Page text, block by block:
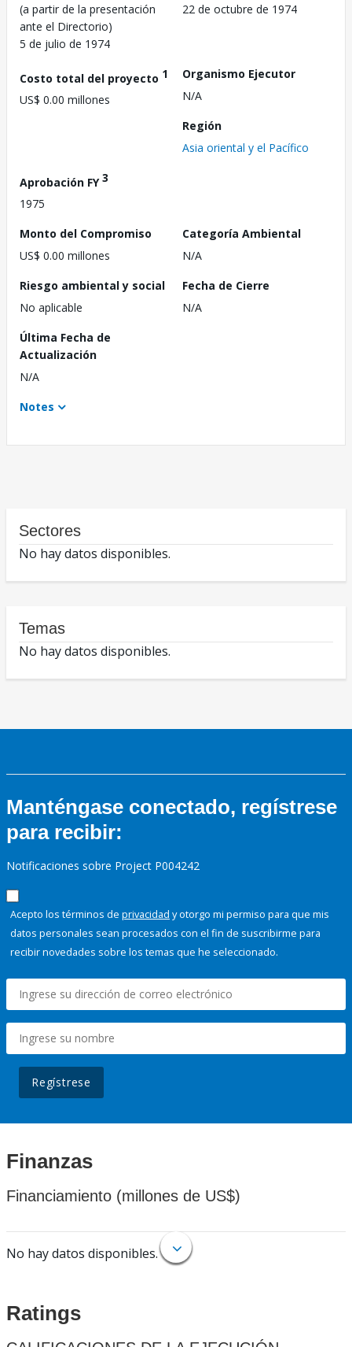
(a partir de la presentación
ante el Directorio)
5 de julio de 1974
22 de octubre de 1974
Costo total del proyecto 1
US$ 0.00 millones
Organismo Ejecutor
N/A
Región
Asia oriental y el Pacífico
Aprobación FY3
1975
Monto del Compromiso
US$ 0.00 millones
Categoría Ambiental
N/A
Riesgo ambiental y social
No aplicable
Fecha de Cierre
N/A
Última Fecha de
Actualización
N/A
Notes
Sectores
No hay datos disponibles.
Temas
No hay datos disponibles.
Manténgase conectado, regístrese
para recibir:
Notificaciones sobre Project P004242
Acepto los términos de privacidad y otorgo mi permiso para que mis
datos personales sean procesados con el fin de suscribirme para
recibir novedades sobre los temas que he seleccionado.
Regístrese
Finanzas
Financiamiento (millones de US$)
No hay datos disponibles.
Ratings